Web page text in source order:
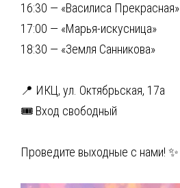
16:30 — «Василиса Прекрасная»
17:00 — «Марья-искусница»
18:30 — «Земля Санникова»
📍 ИКЦ, ул. Октябрьская, 17а
🎟 Вход свободный
Проведите выходные с нами! ✨